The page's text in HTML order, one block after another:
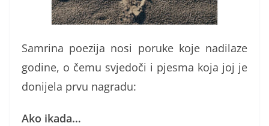
Samrina poezija nosi poruke koje nadilaze
godine, o čemu svjedoči i pjesma koja joj je
donijela prvu nagradu:
Ako ikada…